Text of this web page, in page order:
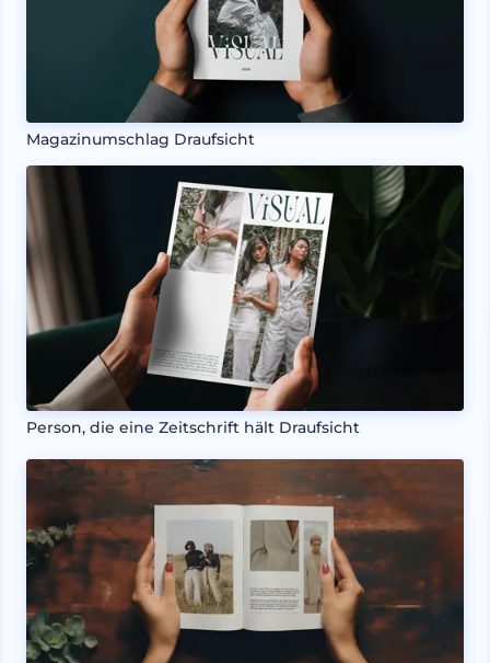
Magazinumschlag Draufsicht
Person, die eine Zeitschrift hält Draufsicht